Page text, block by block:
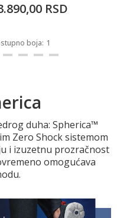
RSD
boja: 1
duha: Spherica™
Zero Shock sistemom
i izuzetnu prozračnost
omogućava